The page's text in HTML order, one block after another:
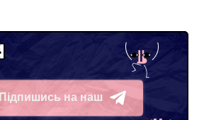
Підпишись на наш
Telegram